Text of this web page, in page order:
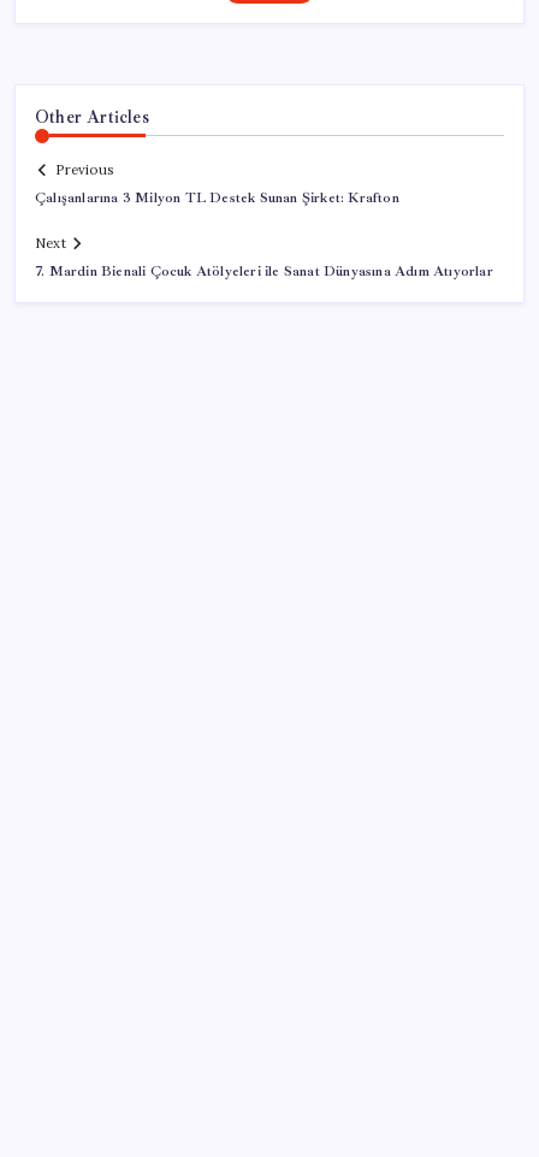
Other Articles
Previous
Çalışanlarına 3 Milyon TL Destek Sunan Şirket: Krafton
Next
7. Mardin Bienali Çocuk Atölyeleri ile Sanat Dünyasına Adım Atıyorlar